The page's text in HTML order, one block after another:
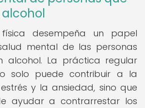
desempeña un papel
mental de las personas
alcohol. La práctica regular
solo puede contribuir a la
y la ansiedad, sino que
ayudar a contrarrestar los